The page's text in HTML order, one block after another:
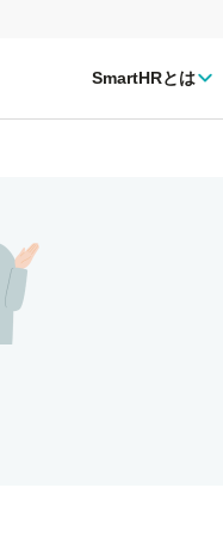
SmartHRとは